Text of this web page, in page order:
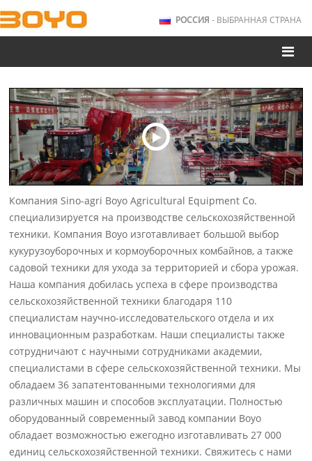
РОССИЯ - ВЫБРАННАЯ СТРАНА
Компания Sino-agri Boyo Agricultural Equipment Co.
специализируется на производстве сельскохозяйственной
техники. Компания Boyo изготавливает большой выбор
кукурузоуборочных и кормоуборочных комбайнов, а также
садовой техники для ухода за территорией и сбора урожая.
Наша компания добилась успеха в сфере производства
сельскохозяйственной техники благодаря 110
специалистам научно-исследовательского отдела и их
инновационным разработкам. Наши специалисты также
сотрудничают с научными сотрудниками академии,
специалистами в сфере сельскохозяйственной техники. Мы
обладаем 36 запатентованными технологиями для
различных машин и способов эксплуатации. Полностью
оборудованный современный завод компании Boyo
обладает возможностью ежегодно изготавливать 27 000
единиц сельскохозяйственной техники. Свяжитесь с нами